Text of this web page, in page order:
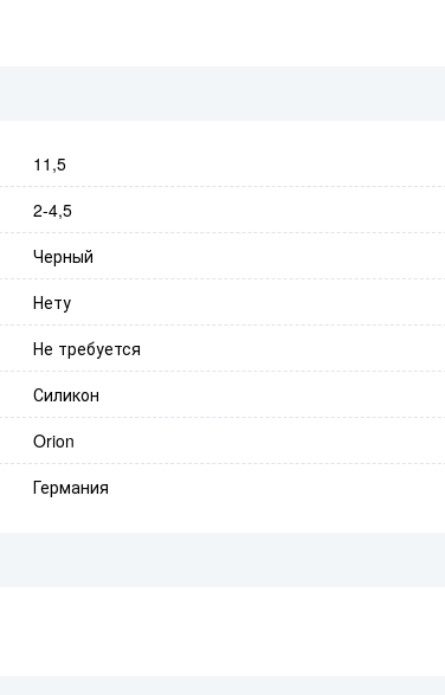
11,5
2-4,5
Черный
Нету
Не требуется
Силикон
Orion
Германия